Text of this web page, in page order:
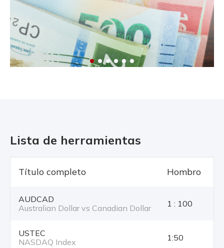
Lista de herramientas
Título completo Hombro
AUDCAD
Australian Dollar vs Canadian Dollar
1 : 100
USTEC
NASDAQ Index
1:50